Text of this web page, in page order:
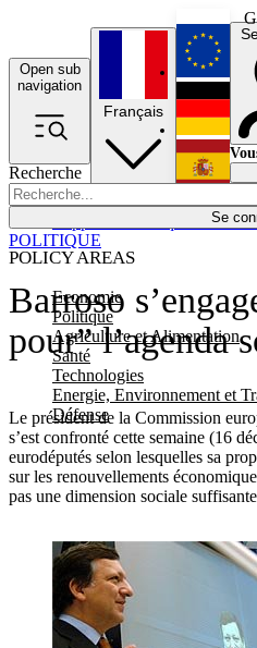
Open sub
navigation
Recherche
Se
POLICY AREAS
Economie
Politique
Agriculture et Alimentation
Santé
Technologies
Energie, Environnement et
Défense
Français
Barroso
pour” l’agenda
Le président de la Commission
s’est confronté cette semaine (16
eurodéputés selon lesquelles sa
sur les renouvellements
pas une dimension sociale
POLITIQUE